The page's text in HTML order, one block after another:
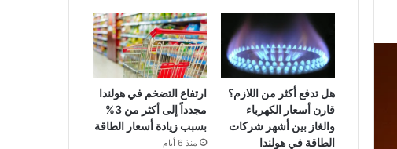
هل تدفع أكثر من اللازم؟
قارن أسعار الكهرباء
والغاز بين أشهر شركات
الطاقة في هولندا
ارتفاع التضخم في هولندا
مجدداً إلى أكثر من 3%
بسبب زيادة أسعار الطاقة
منذ 6 أيام